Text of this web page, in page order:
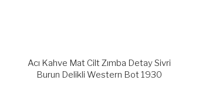
Acı Kahve Mat Cilt Zımba Detay Sivri
Burun Delikli Western Bot 1930